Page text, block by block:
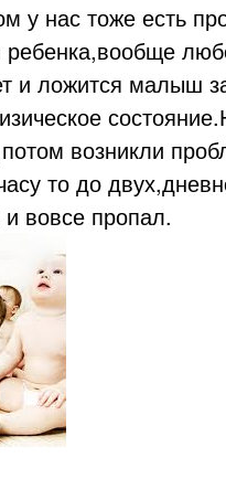
у нас тоже есть
и ложится малыш
возникли
то до
вовсе пропал.